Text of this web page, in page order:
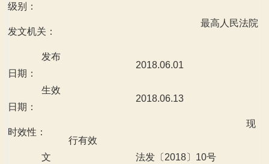
级别：
发文机关：
最高人民法院
发布
日期：
2018.06.01
生效
日期：
2018.06.13
时效性：
现
行有效
文
法发〔2018〕10号